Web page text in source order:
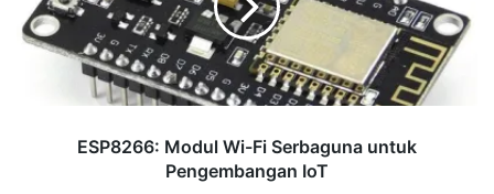
Serbaguna
untuk
Pengembangan
ESP8266: Modul Wi-Fi Serbaguna untuk
Pengembangan IoT